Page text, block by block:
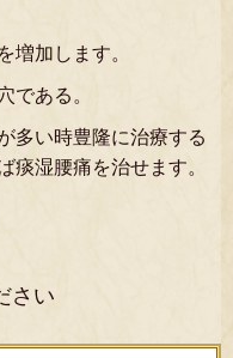
増加します。
である。
多い時豊隆に治療する
痰湿腰痛を治せます。
さい